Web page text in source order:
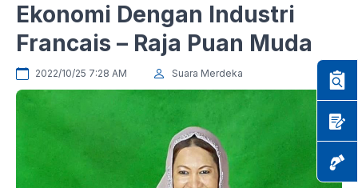
Ekonomi Dengan Industri
Francais – Raja Puan Muda
2022/10/25 7:28 AM Suara Merdeka